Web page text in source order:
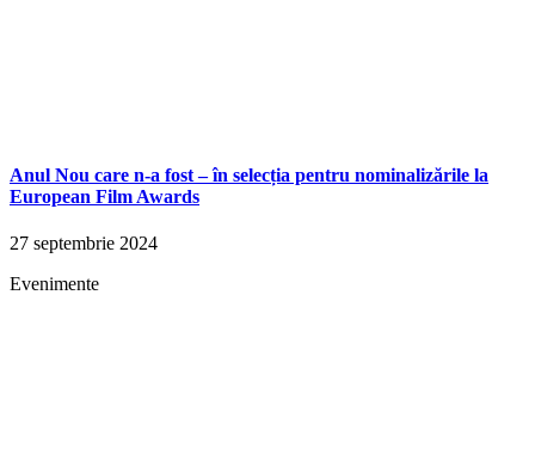
Anul Nou care n-a fost – în selecția pentru nominalizările la
European Film Awards
27 septembrie 2024
Evenimente